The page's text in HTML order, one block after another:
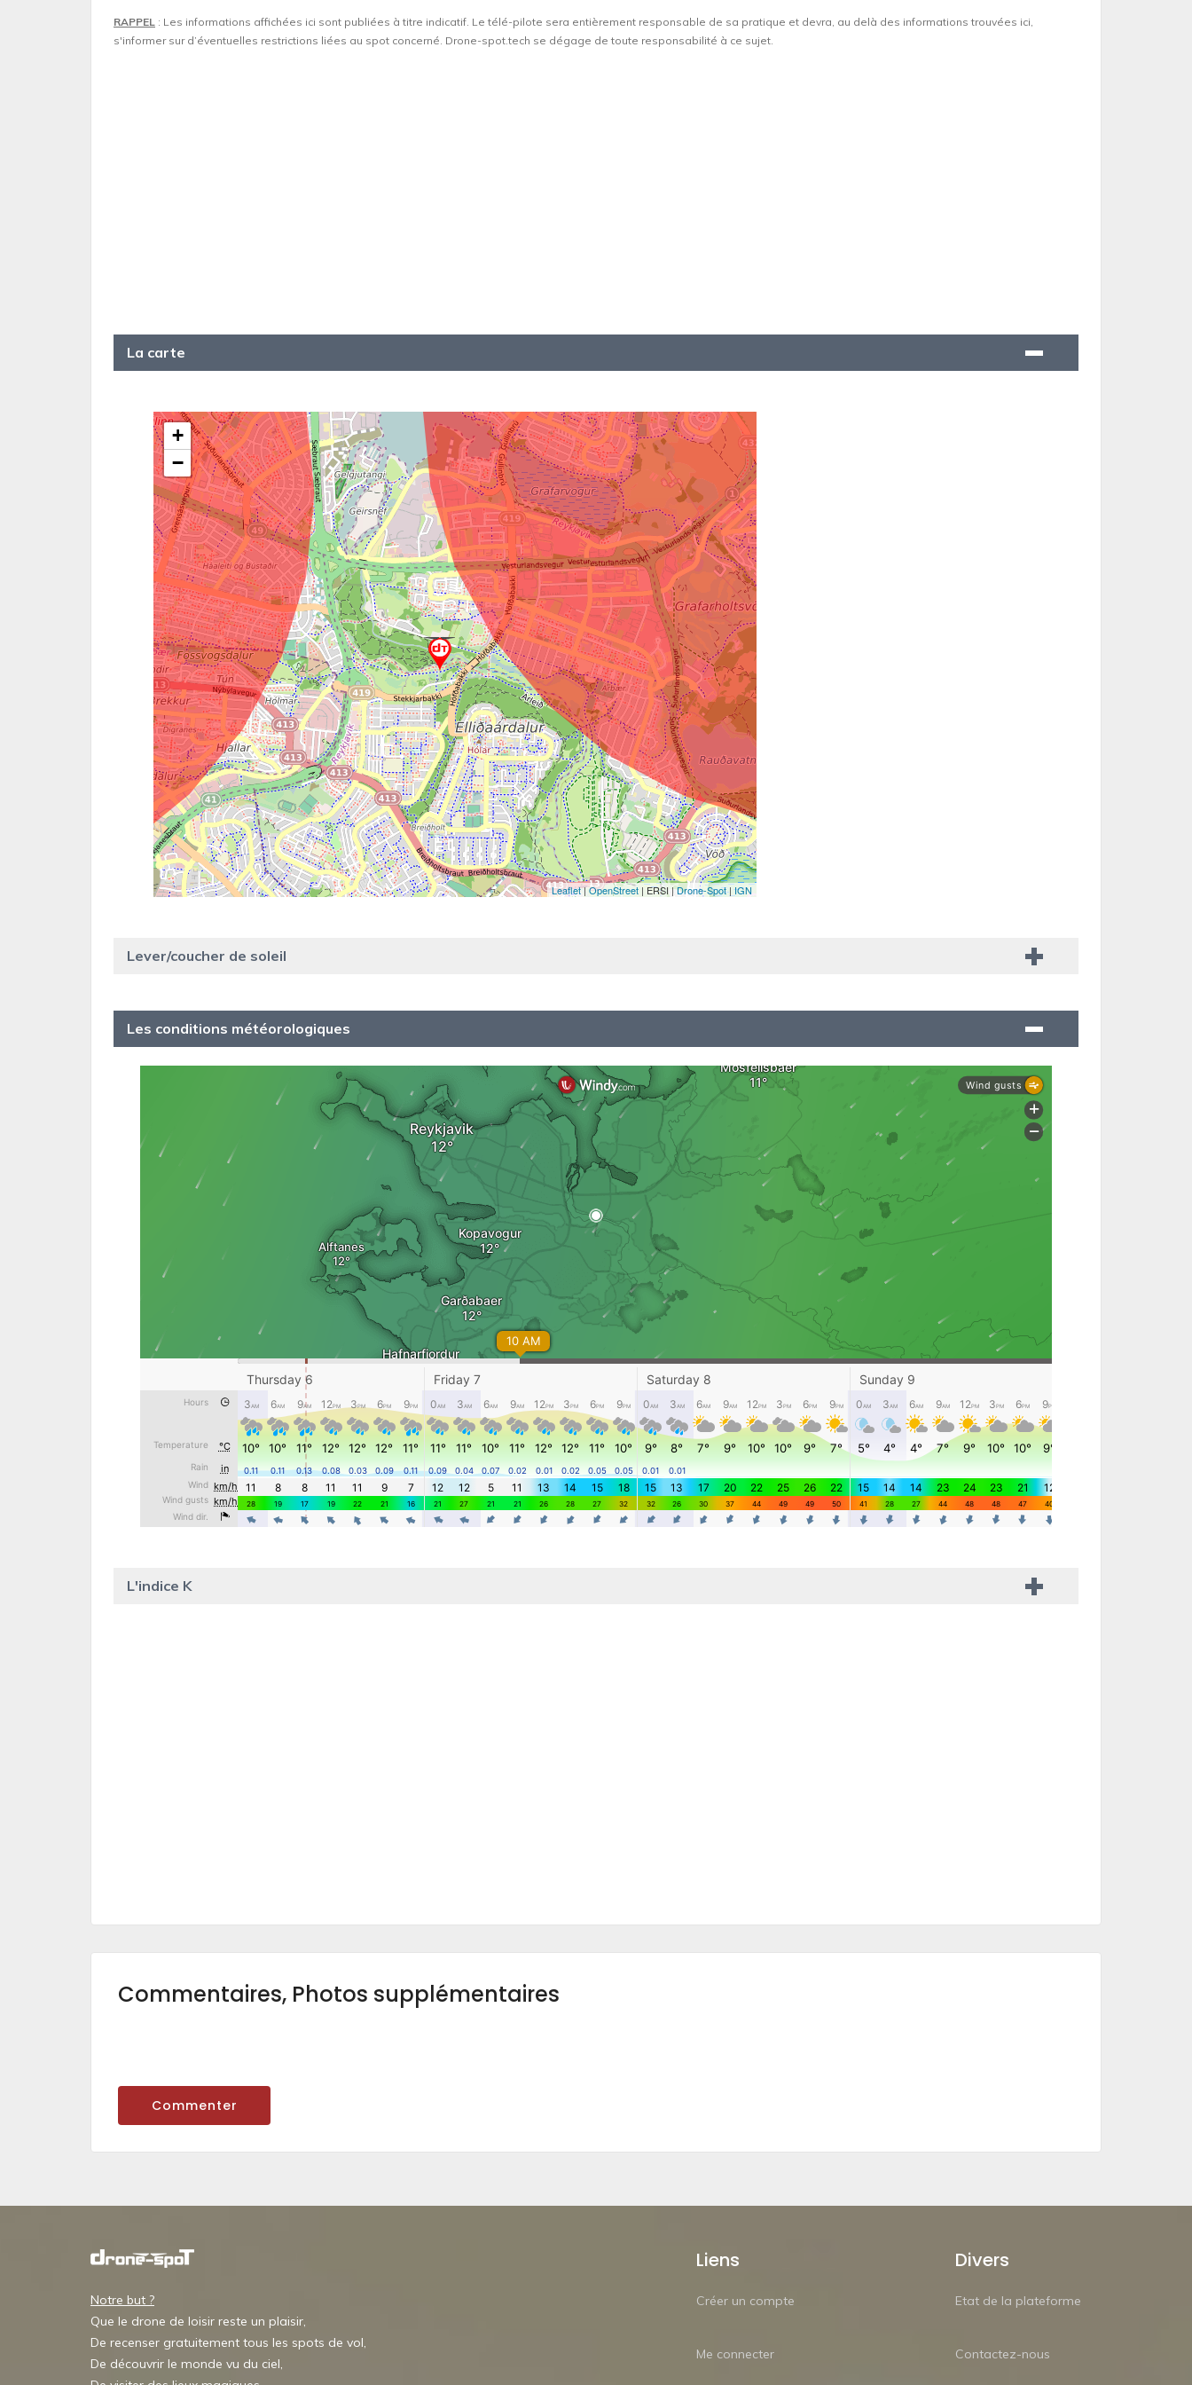
RAPPEL : Les informations affichées ici sont publiées à titre indicatif. Le télé-pilote sera entièrement responsable de sa pratique et devra, au delà des informations trouvées ici,
s'informer sur d’éventuelles restrictions liées au spot concerné. Drone-spot.tech se dégage de toute responsabilité à ce sujet.
La carte
Lever/coucher de soleil
Les conditions météorologiques
L'indice K
Commentaires, Photos supplémentaires
Commenter
Notre but ?
Que le drone de loisir reste un plaisir,
De recenser gratuitement tous les spots de vol,
De découvrir le monde vu du ciel,
Liens
Créer un compte
Me connecter
Divers
Etat de la plateforme
Contactez-nous